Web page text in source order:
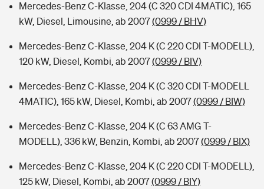
Mercedes-Benz C-Klasse, 204 (C 320 CDI 4MATIC), 165
kW, Diesel, Limousine, ab 2007(0999 / BHV)
Mercedes-Benz C-Klasse, 204 K (C 220 CDI T-MODELL),
120 kW, Diesel, Kombi, ab 2007(0999 / BIV)
Mercedes-Benz C-Klasse, 204 K (C 320 CDI T-MODELL
4MATIC), 165 kW, Diesel, Kombi, ab 2007(0999 / BIW)
Mercedes-Benz C-Klasse, 204 K (C 63 AMG T-
MODELL), 336 kW, Benzin, Kombi, ab 2007(0999 / BIX)
Mercedes-Benz C-Klasse, 204 K (C 220 CDI T-MODELL),
125 kW, Diesel, Kombi, ab 2007(0999 / BIY)